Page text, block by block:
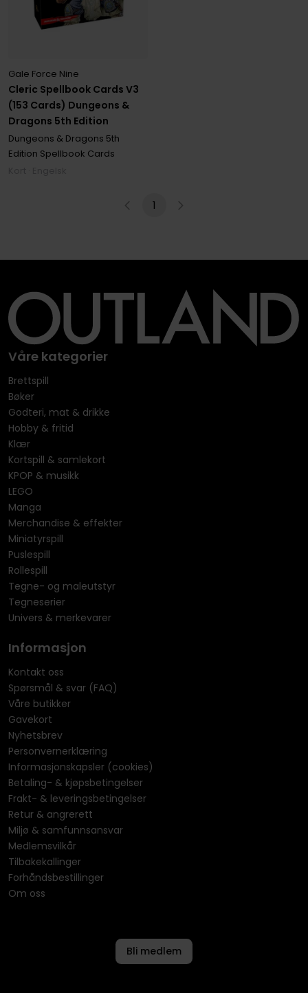
Cleric Spellbook Cards V3
(153 Cards) Dungeons &
Dragons 5th Edition
Gale Force Nine
Dungeons & Dragons 5th
Edition Spellbook Cards
1
Våre kategorier
Brettspill
Bøker
Godteri, mat & drikke
Hobby & fritid
Klær
Kortspill & samlekort
KPOP & musikk
LEGO
Manga
Merchandise & effekter
Miniatyrspill
Puslespill
Rollespill
Tegne- og maleutstyr
Tegneserier
Univers & merkevarer
Informasjon
Kontakt oss
Spørsmål & svar (FAQ)
Våre butikker
Gavekort
Nyhetsbrev
Personvernerklæring
Informasjonskapsler (cookies)
Betaling- & kjøpsbetingelser
Frakt- & leveringsbetingelser
Retur & angrerett
Miljø & samfunnsansvar
Medlemsvilkår
Tilbakekallinger
Forhåndsbestillinger
Om oss
Bli medlem